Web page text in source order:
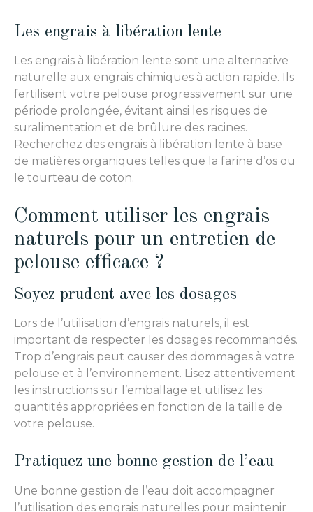
Les engrais à libération lente
Les engrais à libération lente sont une alternative
naturelle aux engrais chimiques à action rapide. Ils
fertilisent votre pelouse progressivement sur une
période prolongée, évitant ainsi les risques de
suralimentation et de brûlure des racines.
Recherchez des engrais à libération lente à base
de matières organiques telles que la farine d’os ou
le tourteau de coton.
Comment utiliser les engrais
naturels pour un entretien de
pelouse efficace ?
Soyez prudent avec les dosages
Lors de l’utilisation d’engrais naturels, il est
important de respecter les dosages recommandés.
Trop d’engrais peut causer des dommages à votre
pelouse et à l’environnement. Lisez attentivement
les instructions sur l’emballage et utilisez les
quantités appropriées en fonction de la taille de
votre pelouse.
Pratiquez une bonne gestion de l’eau
Une bonne gestion de l’eau doit accompagner
l’utilisation des engrais naturelles pour maintenir